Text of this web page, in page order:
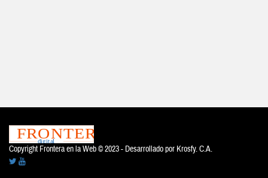
Copyright Frontera en la Web © 2023 - Desarrollado por Krosfy. C.A.